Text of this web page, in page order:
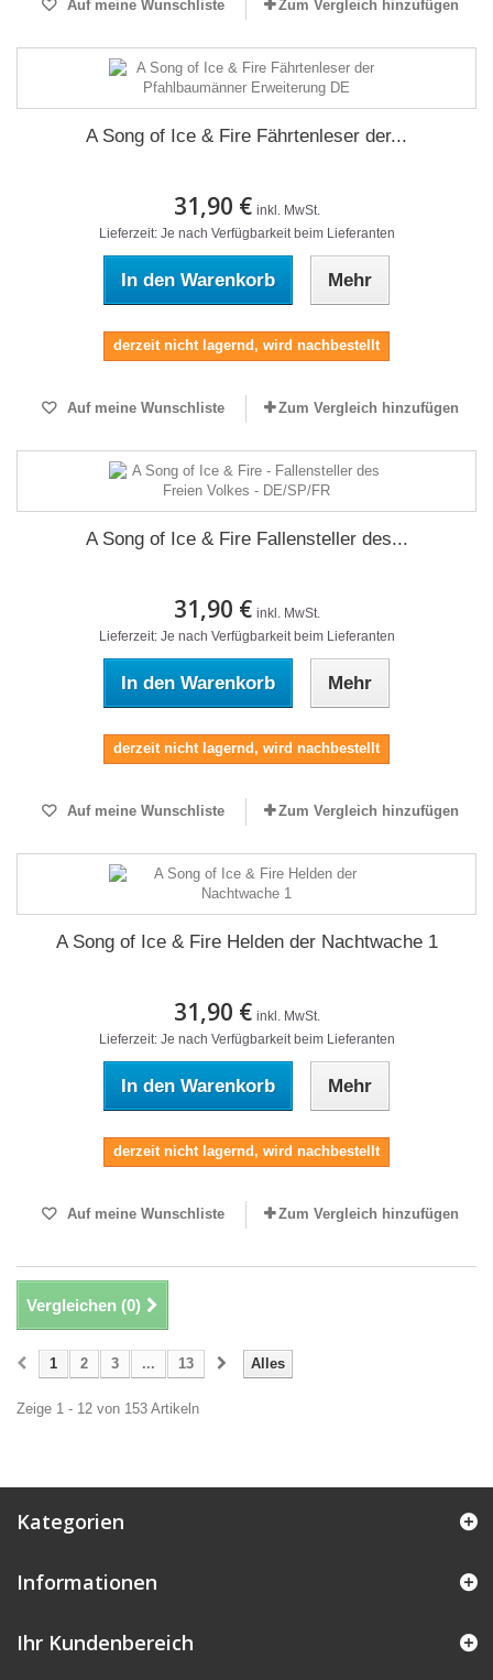
Auf meine Wunschliste Zum Vergleich hinzufügen
A Song of Ice & Fire Fährtenleser der...
31,90 € inkl. MwSt.
Lieferzeit: Je nach Verfügbarkeit beim Lieferanten
In den Warenkorb Mehr
derzeit nicht lagernd, wird nachbestellt
Auf meine Wunschliste Zum Vergleich hinzufügen
A Song of Ice & Fire Fallensteller des...
31,90 € inkl. MwSt.
Lieferzeit: Je nach Verfügbarkeit beim Lieferanten
In den Warenkorb Mehr
derzeit nicht lagernd, wird nachbestellt
Auf meine Wunschliste Zum Vergleich hinzufügen
A Song of Ice & Fire Helden der Nachtwache 1
31,90 € inkl. MwSt.
Lieferzeit: Je nach Verfügbarkeit beim Lieferanten
In den Warenkorb Mehr
derzeit nicht lagernd, wird nachbestellt
Auf meine Wunschliste Zum Vergleich hinzufügen
Vergleichen (0)
Alles
1 2 3 ... 13
Zeige 1 - 12 von 153 Artikeln
Kategorien
Informationen
Ihr Kundenbereich